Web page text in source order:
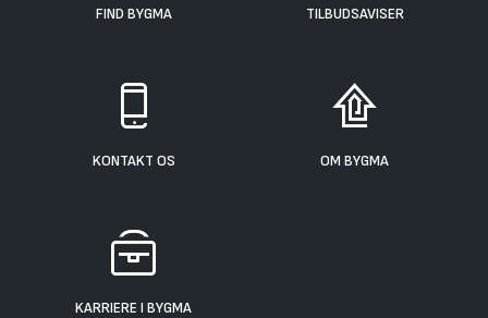
FIND BYGMA TILBUDSAVISER
KONTAKT OS OM BYGMA
KARRIERE I BYGMA